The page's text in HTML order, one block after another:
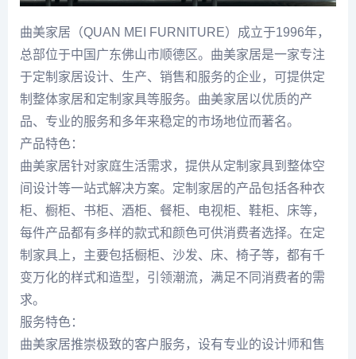
曲美家居（QUAN MEI FURNITURE）成立于1996年，
总部位于中国广东佛山市顺德区。曲美家居是一家专注
于定制家居设计、生产、销售和服务的企业，可提供定
制整体家居和定制家具等服务。曲美家居以优质的产
品、专业的服务和多年来稳定的市场地位而著名。
产品特色：
曲美家居针对家庭生活需求，提供从定制家具到整体空
间设计等一站式解决方案。定制家居的产品包括各种衣
柜、橱柜、书柜、酒柜、餐柜、电视柜、鞋柜、床等，
每件产品都有多样的款式和颜色可供消费者选择。在定
制家具上，主要包括橱柜、沙发、床、椅子等，都有千
变万化的样式和造型，引领潮流，满足不同消费者的需
求。
服务特色：
曲美家居推崇极致的客户服务，设有专业的设计师和售